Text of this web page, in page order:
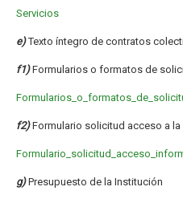
Servicios
e)Texto íntegro de contratos
f1)Formularios o formatos de
f2)Formulario solicitud acceso a
g) Presupuesto de la Institución